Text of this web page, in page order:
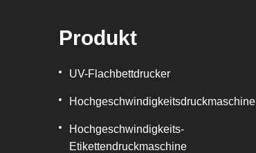
Produkt
UV-Flachbettdrucker
Hochgeschwindigkeitsdruckmaschine
Hochgeschwindigkeits-
Etikettendruckmaschine